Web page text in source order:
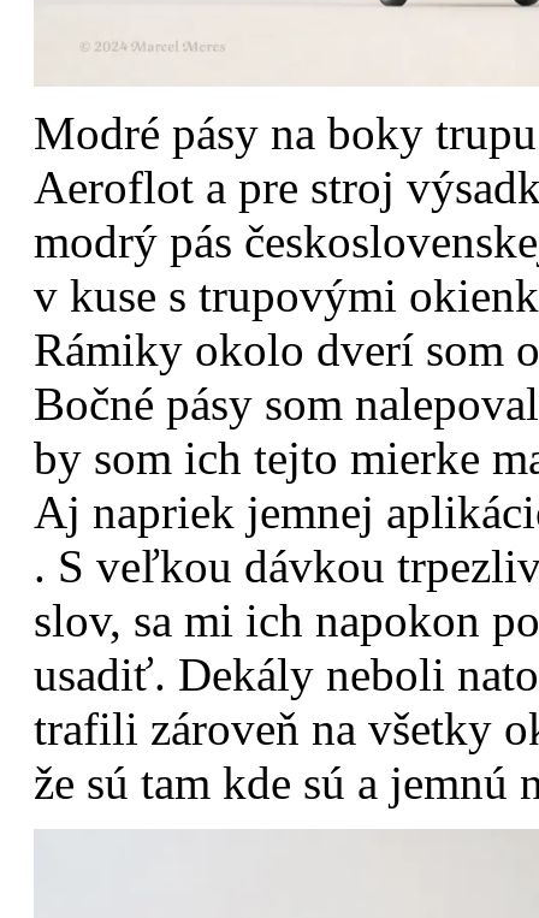
Modré pásy na boky
Aeroflot a pre stroj
modrý pás
v kuse s trupovými
Rámiky okolo dverí som
Bočné pásy som
by som ich tejto mierke
Aj napriek jemnej
. S veľkou dávkou
slov, sa mi ich napokon
usadiť. Dekály neboli
trafili zároveň na všetky
že sú tam kde sú a jemnú